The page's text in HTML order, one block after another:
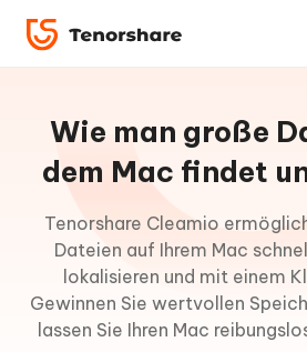
for iOS
PDNob
PDF
Neu
Wie man große
dem Mac findet
Tenorshare Cleamio
Dateien auf Ihrem Mac
lokalisieren und mit einem
Gewinnen Sie wertvollen
lassen Sie Ihren Mac
für
Mac
Wie
man
Junk-
Dateien
auf